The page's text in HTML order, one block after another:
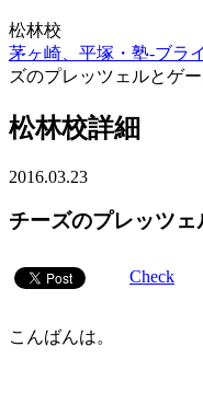
松林校
茅ヶ崎、平塚・塾-ブラ
ズのプレッツェルとゲ
松林校詳細
2016.03.23
チーズのプレッツ
Check
こんばんは。